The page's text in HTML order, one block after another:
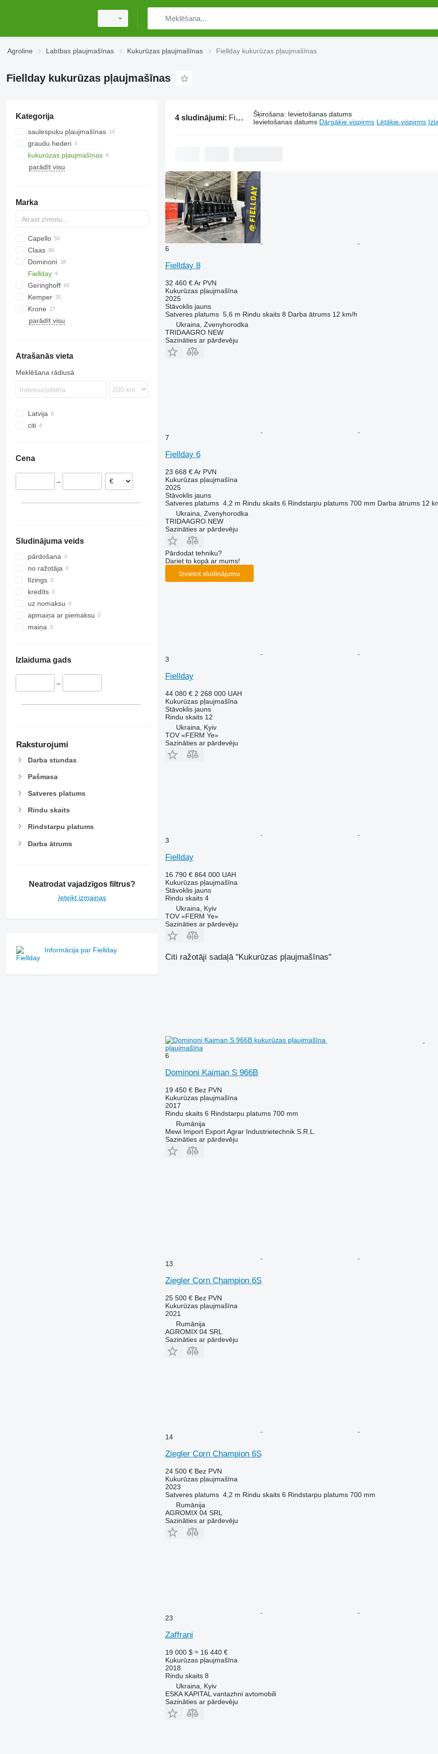
Agroline Labības pļaujmašīnas Kukurūzas pļaujmašīnas Fiellday kukurūzas pļaujmašīnas
Fiellday kukurūzas pļaujmašīnas
Kategorija
saulespuķu pļaujmašīnas
graudu hederi
kukurūzas pļaujmašīnas
parādīt visu
Marka
Capello
Diamant
QUASAR
1083
2188
2388
4408
4412
Claas
Conspeed
Corio
Jaguar
Orbis
Sunspeed
Dominoni
Kaiman
Rock
S978
SL
MHS
L-series
Fiellday
Geringhoff
HORIZON
PCA
RD
608
C-series
Kemper
Champion
KMS
Krone
EasyCollect
MDD-200
SFH
CX
Drago GT
OptiCorn
8244
Corn Champion
parādīt visu
Atrašanās vieta
Meklēšana rādiusā
Latvija
citi
Cena
–
Sludinājuma veids
pārdošana
no ražotāja
līzings
kredīts
uz nomaksu
apmaiņa ar piemaksu
maiņa
Izlaiduma gads
–
Raksturojumi
Darba stundas
Pašmasa
Satveres platums
Rindu skaits
Rindstarpu platums
Darba ātrums
Neatrodat vajadzīgos filtrus?
Ieteikt izmaiņas
Informācija par Fiellday
4 sludinājumi: Fiellday kukurūzas pļaujmašīnas Šķirošana: Ievietošanas datums
Ievietošanas datums Dārgākie vispirms Lētākie vispirms
6
Fiellday 8
32 460 € Ar PVN
Kukurūzas pļaujmašīna
2025
Stāvoklisjauns
Satveres platums 5,6 m Rindu skaits 8 Darba ātrums 12 km/h
Ukraina, Zvenyhorodka
TRIDAAGRO NEW
Sazināties ar pārdevēju
7
Fiellday 6
23 668 € Ar PVN
Kukurūzas pļaujmašīna
2025
Stāvoklisjauns
Satveres platums 4,2 m Rindu skaits 6 Rindstarpu platums 700 mm Darba ātrums 12
Ukraina, Zvenyhorodka
TRIDAAGRO NEW
Sazināties ar pārdevēju
Pārdodat tehniku?
Dariet to kopā ar mums!
Izvietot sludinājumu
3
Fiellday
44 080 € 2 268 000 UAH
Kukurūzas pļaujmašīna
Stāvoklisjauns
Rindu skaits 12
Ukraina, Kyiv
TOV «FERM Ye»
Sazināties ar pārdevēju
3
Fiellday
16 790 € 864 000 UAH
Kukurūzas pļaujmašīna
Stāvoklisjauns
Rindu skaits 4
Ukraina, Kyiv
TOV «FERM Ye»
Sazināties ar pārdevēju
Citi ražotāji sadaļā "Kukurūzas pļaujmašīnas"
pļaujmašīna
6
Dominoni Kaiman S 966B
19 450 € Bez PVN
Kukurūzas pļaujmašīna
2017
Rindu skaits 6 Rindstarpu platums 700 mm
Rumānija
Mewi Import Export Agrar Industrietechnik S.R.L.
Sazināties ar pārdevēju
13
Ziegler Corn Champion 6S
25 500 € Bez PVN
Kukurūzas pļaujmašīna
2021
Rumānija
AGROMIX 04 SRL
Sazināties ar pārdevēju
14
Ziegler Corn Champion 6S
24 500 € Bez PVN
Kukurūzas pļaujmašīna
2023
Satveres platums 4,2 m Rindu skaits 6 Rindstarpu platums 700 mm
Rumānija
AGROMIX 04 SRL
Sazināties ar pārdevēju
23
Zaffrani
19 000 $ ≈ 16 440 €
Kukurūzas pļaujmašīna
2018
Rindu skaits 8
Ukraina, Kyiv
ESKA KAPITAL vantazhni avtomobili
Sazināties ar pārdevēju